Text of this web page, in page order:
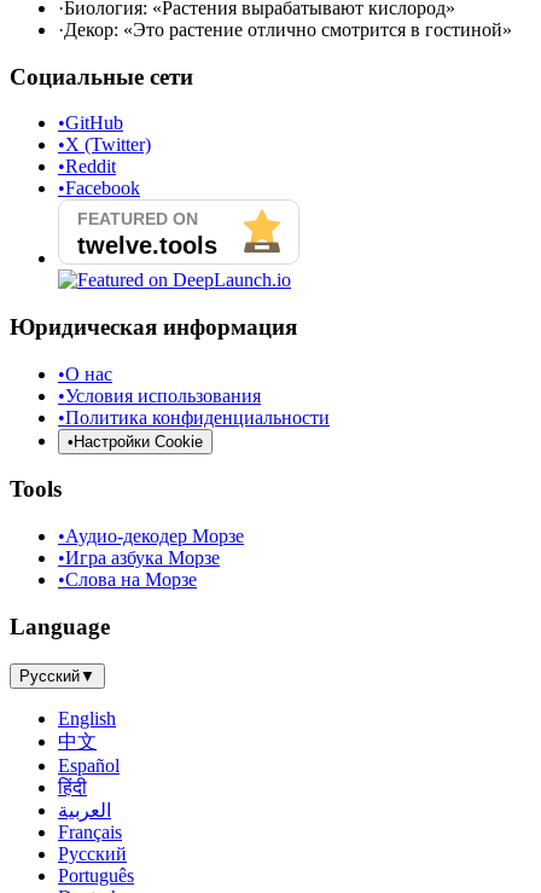
·Биология: «Растения вырабатывают кислород»
·Декор: «Это растение отлично смотрится в гостиной»
Социальные сети
•GitHub
•X (Twitter)
•Reddit
•Facebook
Юридическая информация
•О нас
•Условия использования
•Политика конфиденциальности
• Настройки Cookie
Tools
•Аудио-декодер Морзе
•Игра азбука Морзе
•Слова на Морзе
Language
Русский▼
English
中文
Español
हिंदी
العربية
Français
Русский
Português